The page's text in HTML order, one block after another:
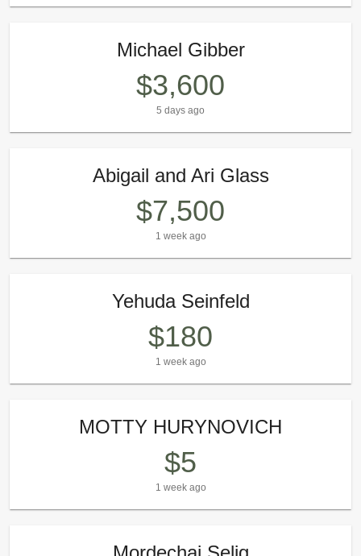
Michael Gibber
$3,600
5 days ago
Abigail and Ari Glass
$7,500
1 week ago
Yehuda Seinfeld
$180
1 week ago
MOTTY HURYNOVICH
$5
1 week ago